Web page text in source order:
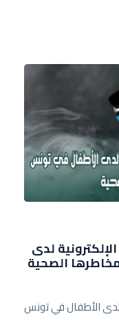
لدى
الصحية
لدى الأطفال في تونس